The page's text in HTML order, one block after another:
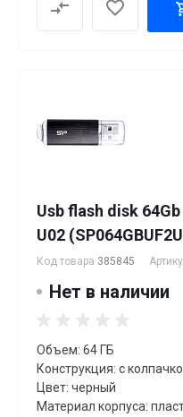
Usb flash disk
U02
Код товара 385845
Нет в наличии
Объем: 64 ГБ
Конструкция: с
Цвет: черный
Материал корпуса: